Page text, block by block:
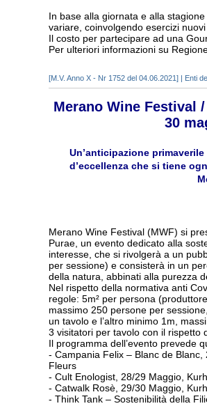
In base alla giornata e alla
variare, coinvolgendo esercizi
Il costo per partecipare ad una
Per ulteriori informazioni su
[M.V. Anno X - Nr 1752 del 04.06.2021] | Enti
Merano Wine Festival
30
Un’anticipazione
d’eccellenza che si tiene
Merano Wine Festival (MWF) si
Purae, un evento dedicato alla
interesse, che si rivolgerà a un
per sessione) e consisterà in un
della natura, abbinati alla purezza
Nel rispetto della normativa anti
regole: 5m² per persona
massimo 250 persone per
un tavolo e l’altro minimo 1m,
3 visitatori per tavolo con il rispetto
Il programma dell’evento prevede
- Campania Felix – Blanc de
Fleurs
- Cult Enologist, 28/29 Maggio,
- Catwalk Rosè, 29/30 Maggio,
- Think Tank – Sostenibilità della